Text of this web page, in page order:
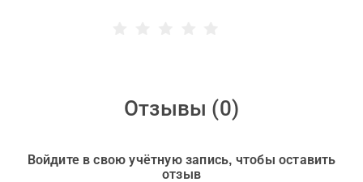
Отзывы (0)
Войдите в свою учётную запись, чтобы оставить
отзыв